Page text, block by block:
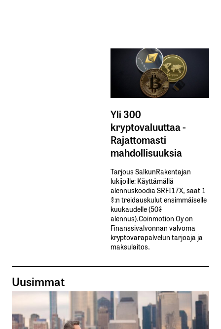
Yli 300
kryptovaluuttaa -
Rajattomasti
mahdollisuuksia
Tarjous SalkunRakentajan
lukijoille: Käyttämällä​ ​
alennuskoodia​ ​SRFI17X,​ ​saat​ ​1
%:n treidauskulut​ ​ensimmäiselle​ ​
kuukaudelle​ ​(50%​ ​
alennus).Coinmotion Oy on
Finanssivalvonnan valvoma
kryptovarapalvelun tarjoaja ja
maksulaitos.
Uusimmat